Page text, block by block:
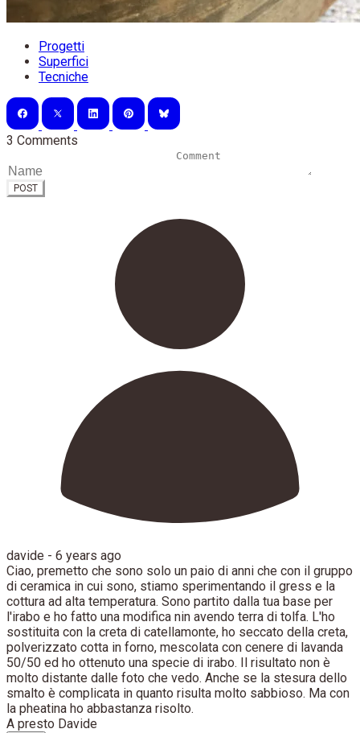
Progetti
Superfici
Tecniche
3 Comments
POST
davide - 6 years ago
Ciao, premetto che sono solo un paio di anni che con il gruppo
di ceramica in cui sono, stiamo sperimentando il gress e la
cottura ad alta temperatura. Sono partito dalla tua base per
l'irabo e ho fatto una modifica nin avendo terra di tolfa. L'ho
sostituita con la creta di catellamonte, ho seccato della creta,
polverizzato cotta in forno, mescolata con cenere di lavanda
50/50 ed ho ottenuto una specie di irabo. Il risultato non è
molto distante dalle foto che vedo. Anche se la stesura dello
smalto è complicata in quanto risulta molto sabbioso. Ma con
la pheatina ho abbastanza risolto.
A presto Davide